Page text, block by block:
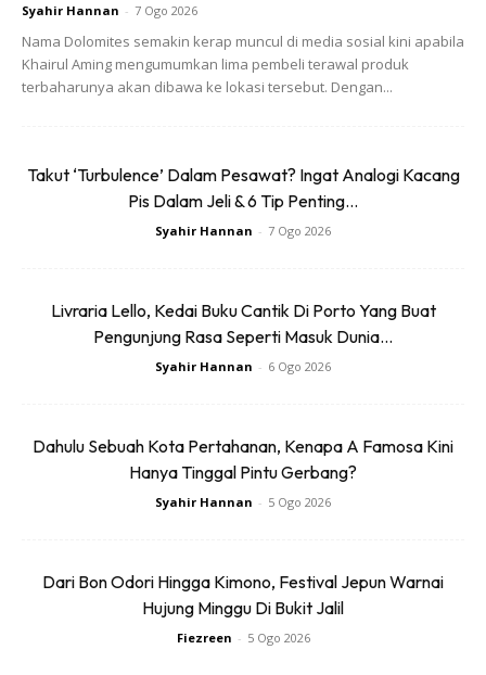
Syahir Hannan - 7 Ogo 2026
Nama Dolomites semakin kerap muncul di media sosial kini apabila
Khairul Aming mengumumkan lima pembeli terawal produk
terbaharunya akan dibawa ke lokasi tersebut. Dengan...
Takut ‘Turbulence’ Dalam Pesawat? Ingat Analogi Kacang
Pis Dalam Jeli & 6 Tip Penting...
Syahir Hannan - 7 Ogo 2026
Livraria Lello, Kedai Buku Cantik Di Porto Yang Buat
Pengunjung Rasa Seperti Masuk Dunia...
Syahir Hannan - 6 Ogo 2026
Dahulu Sebuah Kota Pertahanan, Kenapa A Famosa Kini
Hanya Tinggal Pintu Gerbang?
Syahir Hannan - 5 Ogo 2026
Dari Bon Odori Hingga Kimono, Festival Jepun Warnai
Hujung Minggu Di Bukit Jalil
Fiezreen - 5 Ogo 2026